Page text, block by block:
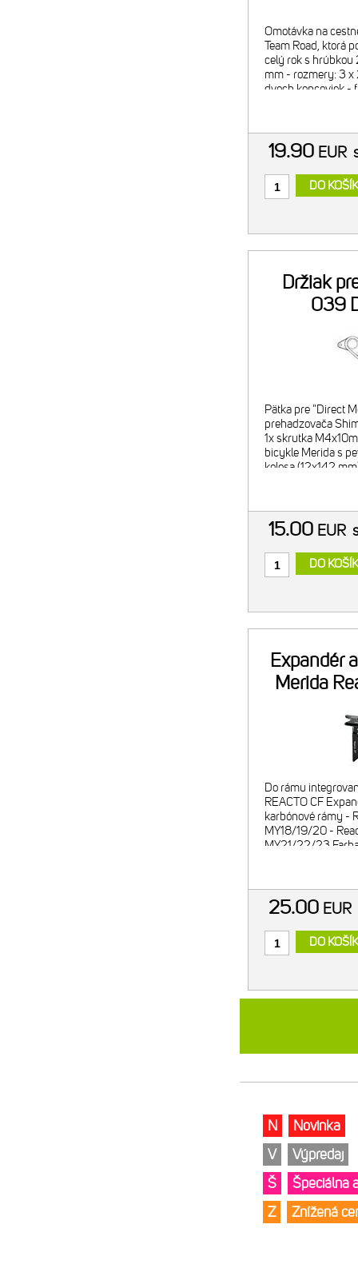
Omotávka na
Team Road, ktorá
celý rok s
mm - rozmery: 3
dvoch koncoviek -
19.90 EUR
DO
Držiak
039
Pätka pre "Direct
prehadzovača
1x skrutka
bicykle Merida s
kolesa (12x142
REACTO CF5
15.00 EUR
DO
Expandér
Merida
Do rámu
REACTO CF
karbónové rámy -
MY18/19/20 -
MY21/22/23
25.00 EUR
DO
N
Novinka
V
Výpredaj
Š
Špeciálna
Z
Znížená